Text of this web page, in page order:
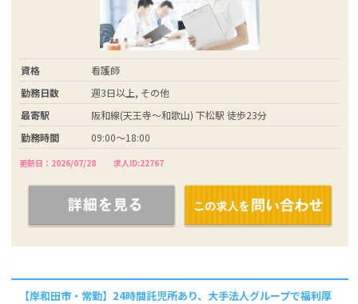
資格
看護師
勤務日数
週3日以上, その他
最寄駅
阪和線(天王寺～和歌山) 下松駅 徒歩23分
勤務時間
09:00～18:00
更新日：2026/07/28 求人ID:22767
【岸和田市・常勤】24時間託児所あり、大手法人グループで福利厚